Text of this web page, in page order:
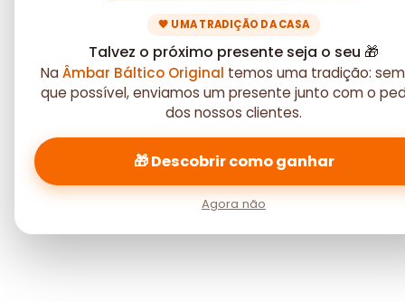
🧡 UMA TRADIÇÃO DA CASA
Talvez o próximo presente seja o seu 🎁
NaÂmbar Báltico Original temos uma tradição:
que possível, enviamos um presente junto com o
dos nossos clientes.
🎁 Descobrir como ganhar
Agora não